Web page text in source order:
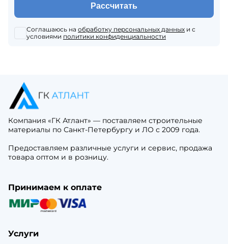
Рассчитать
Соглашаюсь на обработку персональных данных и с
условиями политики конфиденциальности
Компания «ГК Атлант» — поставляем строительные
материалы по Санкт-Петербургу и ЛО с 2009 года.
Предоставляем различные услуги и сервис, продажа
товара оптом и в розницу.
Принимаем к оплате
Услуги